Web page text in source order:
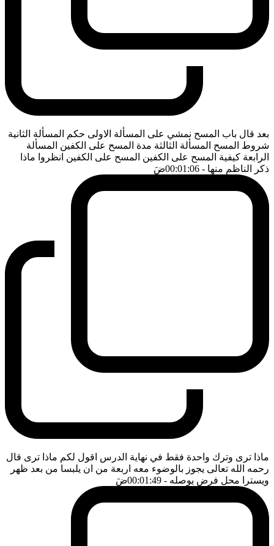
بعد قال باب المسح نمشي على المسألة الاولى حكم المسألة الثانية
شروط المسح المسألة الثالثة مدة المسح على الكفين المسألة
الرابعة كيفية المسح على الكفين المسح على الكفين انظروا ماذا
ذكر الناظم منها - 00:01:06 ضَ
ماذا ترى وترك واحدة فقط في نهاية الدرس اقول لكم ماذا ترى قال
رحمه الله تعالى يجوز بالوضوء معه اربعة من ان يلبسا من بعد ظهر
ويسترا محل فرض يوصله - 00:01:49 ضَ